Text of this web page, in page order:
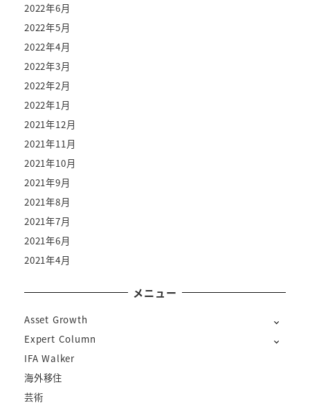
2022年6月
2022年5月
2022年4月
2022年3月
2022年2月
2022年1月
2021年12月
2021年11月
2021年10月
2021年9月
2021年8月
2021年7月
2021年6月
2021年4月
メニュー
Asset Growth
Expert Column
IFA Walker
海外移住
芸術